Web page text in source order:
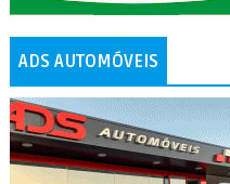
ADS AUTOMÓVEIS